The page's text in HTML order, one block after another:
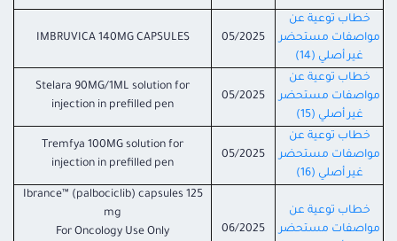
خطاب توعية عن
مواصفات مستحضر
غير أصلي (14)
05/2025
IMBRUVICA 140MG CAPSULES
خطاب توعية عن
مواصفات مستحضر
غير أصلي (15)
05/2025
Stelara 90MG/1ML solution for
injection in prefilled pen
خطاب توعية عن
مواصفات مستحضر
غير أصلي (16)
05/2025
Tremfya 100MG solution for
injection in prefilled pen
خطاب توعية عن
مواصفات مستحضر
06/2025
Ibrance™ (palbociclib) capsules 125
mg
For Oncology Use Only